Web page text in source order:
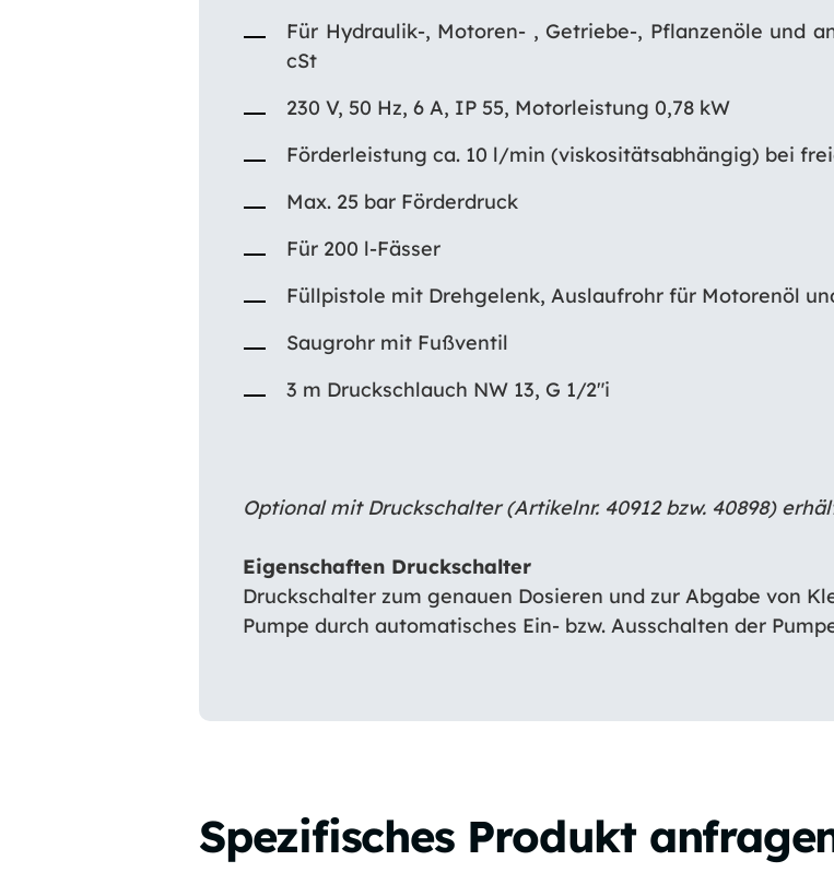
Für Hydraulik-, Motoren- , Getriebe-, Pflanzenöle und
cSt
230 V, 50 Hz, 6 A, IP 55, Motorleistung 0,78 kW
Förderleistung ca. 10 l/min (viskositätsabhängig) bei
Max. 25 bar Förderdruck
Für 200 l-Fässer
Füllpistole mit Drehgelenk, Auslaufrohr für Motorenöl
Saugrohr mit Fußventil
3 m Druckschlauch NW 13, G 1/2″i
Optional mit Druckschalter (Artikelnr. 40912 bzw. 40898)
Eigenschaften Druckschalter
Druckschalter zum genauen Dosieren und zur Abgabe von
Pumpe durch automatisches Ein- bzw. Ausschalten der
Spezifisches Produkt